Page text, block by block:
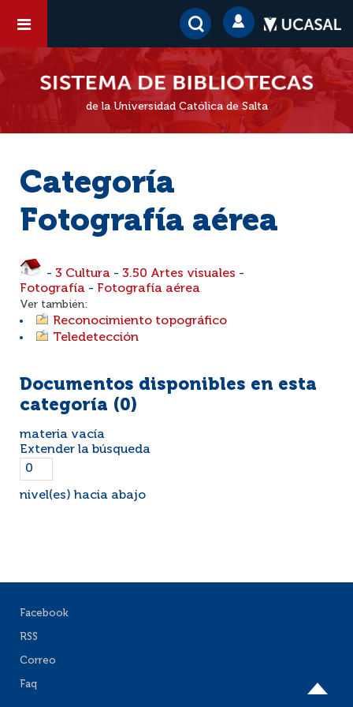
de la Universidad Católica de Salta
Categoría
Fotografía aérea
- 3 Cultura - 3.50 Artes visuales -
Fotografía - Fotografía aérea
Ver también:
Reconocimiento topográfico
Teledetección
Documentos disponibles en esta
categoría (0)
materia vacía
Extender la búsqueda
nivel(es) hacia abajo
Facebook
RSS
Correo
Faq